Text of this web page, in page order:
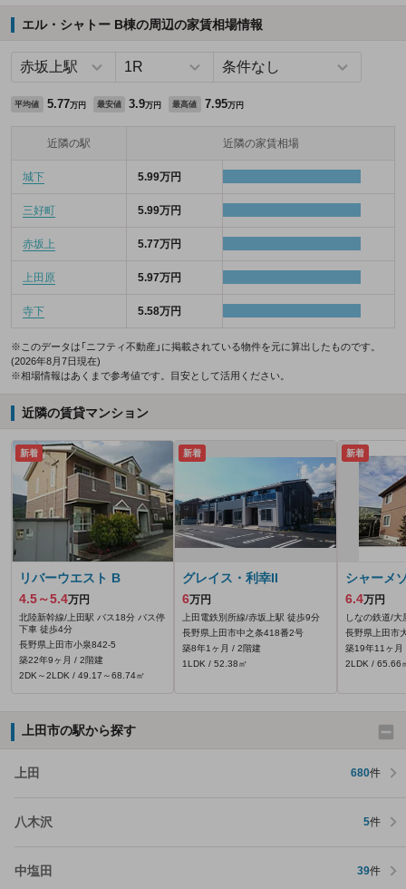
エル・シャトー B棟の周辺の家賃相場情報
平均値 5.77万円 最安値 3.9万円 最高値 7.95万円
近隣の駅 近隣の家賃相場
城下 5.99万円
三好町 5.99万円
赤坂上 5.77万円
上田原 5.97万円
寺下 5.58万円
※このデータは「ニフティ不動産」に掲載されている物件を元に算出したものです。
(2026年8月7日現在)
※相場情報はあくまで参考値です。目安として活用ください。
近隣の賃貸マンション
新着
リバーウエスト B
4.5～5.4万円
北陸新幹線/上田駅 バス18分 バス停
下車 徒歩4分
長野県上田市小泉842‐5
築22年9ヶ月 / 2階建
2DK～2LDK / 49.17～68.74㎡
新着
グレイス・利幸II
6万円
上田電鉄別所線/赤坂上駅 徒歩9分
長野県上田市中之条418番2号
築8年1ヶ月 / 2階建
1LDK / 52.38㎡
新着
シャーメ
6.4万円
しなの鉄道/
長野県上田市
築19年11ヶ月
2LDK / 65.66
上田市の駅から探す
上田 680件
八木沢 5件
中塩田 39件